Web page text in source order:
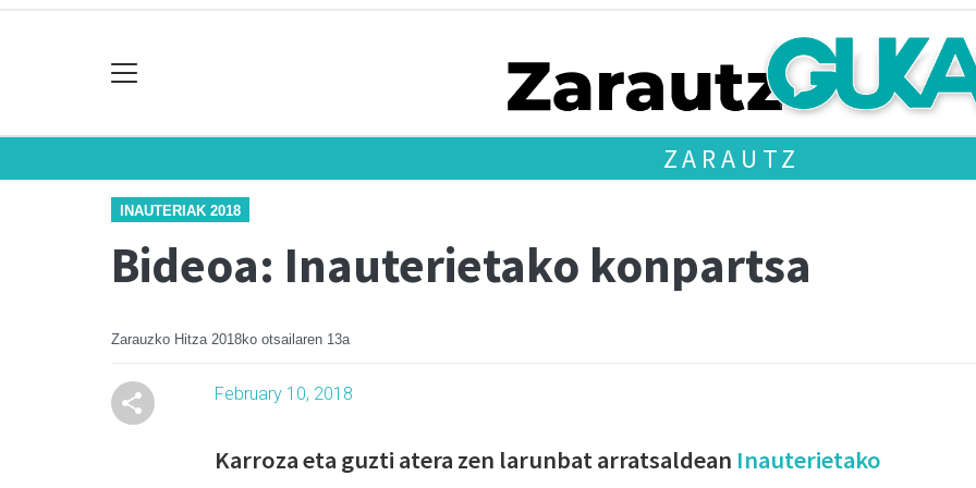
ZARAUTZ
INAUTERIAK 2018
Bideoa: Inauterietako konpartsa
Zarauzko Hitza 2018ko otsailaren 13a
February 10, 2018
Karroza eta guzti atera zen larunbat arratsaldean Inauterietako